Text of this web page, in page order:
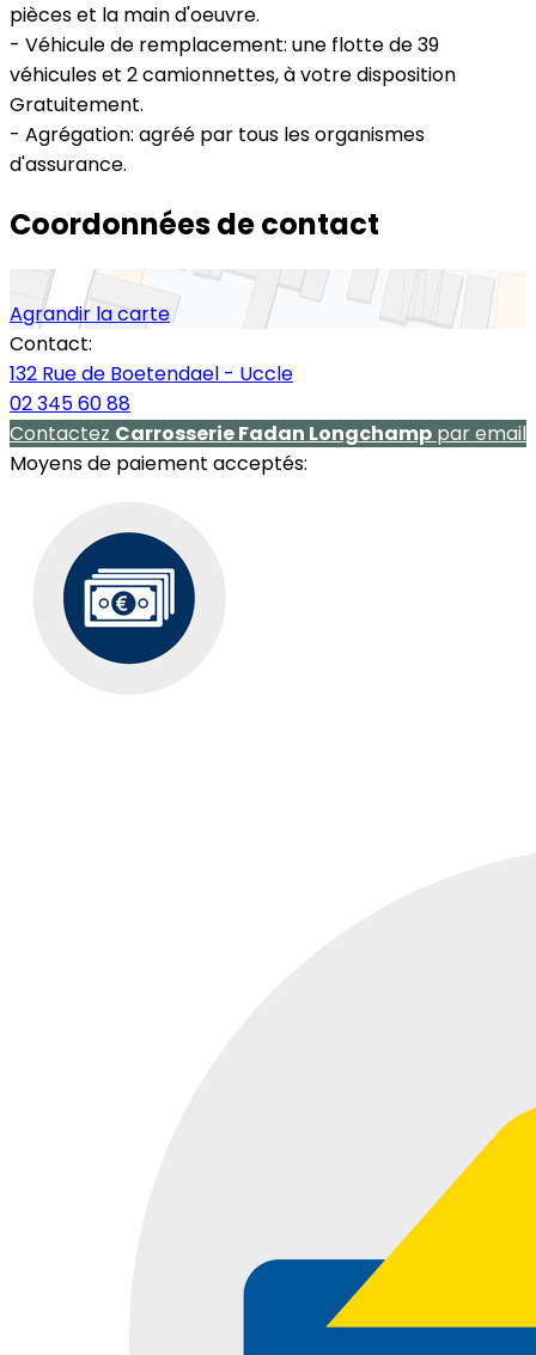
pièces et la main d'oeuvre.
- Véhicule de remplacement: une flotte de 39
véhicules et 2 camionnettes, à votre disposition
Gratuitement.
- Agrégation: agréé par tous les organismes
d'assurance.
Coordonnées de contact
Agrandir la carte
Contact:
132 Rue de Boetendael - Uccle
02 345 60 88
Contactez Carrosserie Fadan Longchamp par email
Moyens de paiement acceptés: